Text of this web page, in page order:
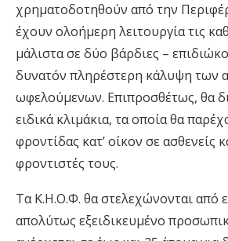
χρηματοδοτηθούν από την
έχουν ολοήμερη λειτουργία τις
μάλιστα σε δύο βάρδιες –
δυνατόν πληρέστερη κάλυψη των
ωφελούμενων. Επιπροσθέτως, θα
ειδικά κλιμάκια, τα οποία θα
φροντίδας κατ’ οίκον σε ασθενείς
φροντιστές τους.
Τα Κ.Η.Ο.Φ. θα στελεχώνονται από
απολύτως εξειδικευμένο